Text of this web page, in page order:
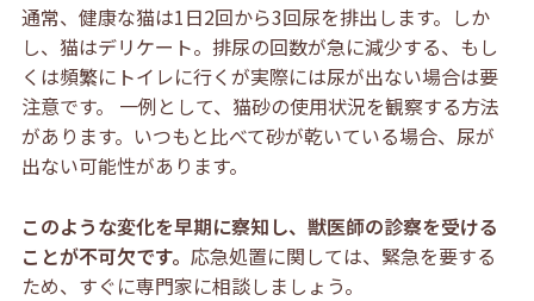
通常、健康な猫は1日2回から3回尿を排出します。しか
し、猫はデリケート。排尿の回数が急に減少する、もし
くは頻繁にトイレに行くが実際には尿が出ない場合は要
注意です。 一例として、猫砂の使用状況を観察する方法
があります。いつもと比べて砂が乾いている場合、尿が
出ない可能性があります。
このような変化を早期に察知し、獣医師の診察を受ける
ことが不可欠です。 応急処置に関しては、緊急を要する
ため、すぐに専門家に相談しましょう。